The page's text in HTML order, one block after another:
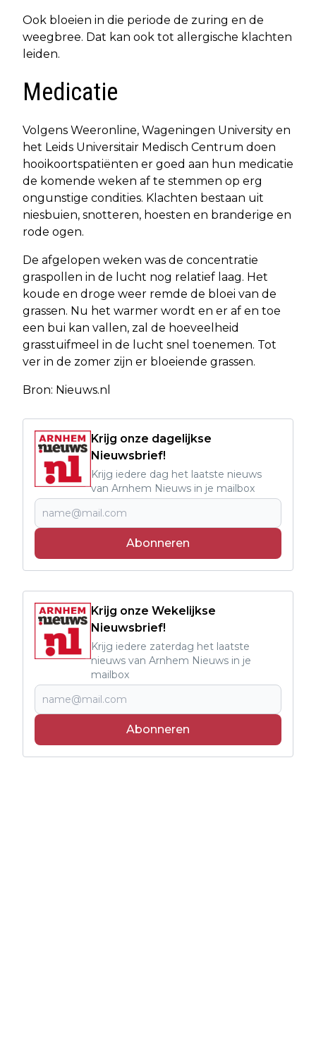
Ook bloeien in die periode de zuring en de
weegbree. Dat kan ook tot allergische klachten
leiden.
Medicatie
Volgens Weeronline, Wageningen University en
het Leids Universitair Medisch Centrum doen
hooikoortspatiënten er goed aan hun medicatie
de komende weken af te stemmen op erg
ongunstige condities. Klachten bestaan uit
niesbuien, snotteren, hoesten en branderige en
rode ogen.
De afgelopen weken was de concentratie
graspollen in de lucht nog relatief laag. Het
koude en droge weer remde de bloei van de
grassen. Nu het warmer wordt en er af en toe
een bui kan vallen, zal de hoeveelheid
grasstuifmeel in de lucht snel toenemen. Tot
ver in de zomer zijn er bloeiende grassen.
Bron: Nieuws.nl
Krijg onze dagelijkse
Nieuwsbrief!
Krijg iedere dag het laatste nieuws
van Arnhem Nieuws in je mailbox
Abonneren
Krijg onze Wekelijkse
Nieuwsbrief!
Krijg iedere zaterdag het laatste
nieuws van Arnhem Nieuws in je
mailbox
Abonneren